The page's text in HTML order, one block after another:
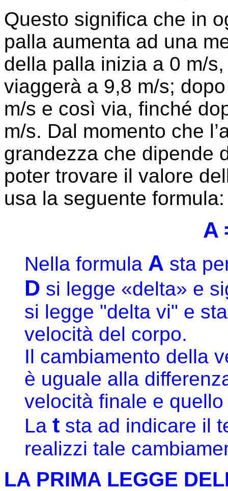
Questo significa che in
palla aumenta ad una
della palla inizia a 0 m/
viaggerà a 9,8 m/s;
m/s e così via, finché
m/s. Dal momento che
grandezza che dipende
poter trovare il valore
usa la seguente formula:
A
Nella formula A sta
D si legge «delta» e
si legge "delta vi" e
velocità del corpo.
Il cambiamento della
è uguale alla
velocità finale e
La t sta ad indicare il
realizzi tale
LA PRIMA LEGGE